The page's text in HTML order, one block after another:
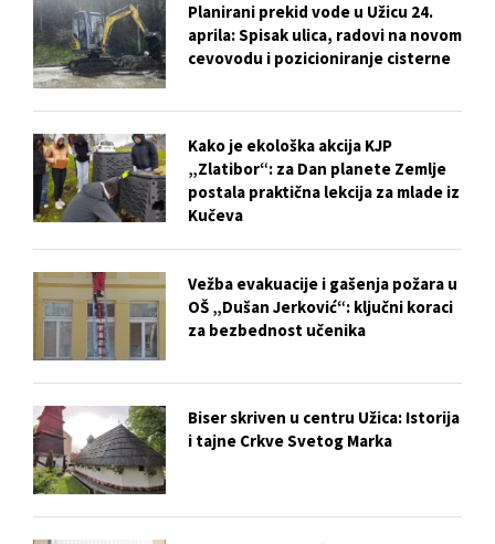
Planirani prekid vode u Užicu 24.
aprila: Spisak ulica, radovi na novom
cevovodu i pozicioniranje cisterne
Kako je ekološka akcija KJP
„Zlatibor“: za Dan planete Zemlje
postala praktična lekcija za mlade iz
Kučeva
Vežba evakuacije i gašenja požara u
OŠ „Dušan Jerković“: ključni koraci
za bezbednost učenika
Biser skriven u centru Užica: Istorija
i tajne Crkve Svetog Marka